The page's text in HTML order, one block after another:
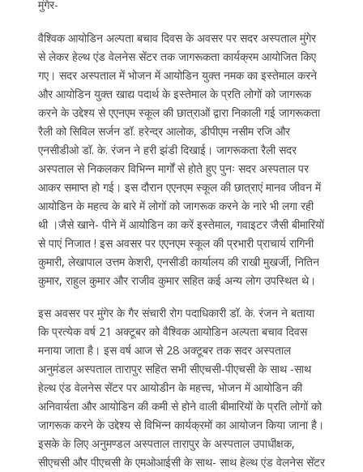
मुंगेर-
वैश्विक आयोडिन अल्पता बचाव दिवस के अवसर पर सदर अस्पताल मुंगेर
से लेकर हेल्थ एंड वेलनेस सेंटर तक जागरूकता कार्यक्रम आयोजित किए
गए। सदर अस्पताल में भोजन में आयोडिन युक्त नमक का इस्तेमाल करने
और आयोडिन युक्त खाद्य पदार्थ के इस्तेमाल के प्रति लोगों को जागरूक
करने के उद्देश्य से एएनएम स्कूल की छात्राओं द्वारा निकाली गई जागरूकता
रैली को सिविल सर्जन डॉ. हरेन्द्र आलोक, डीपीएम नसीम रजि और
एनसीडीओ डॉ. के. रंजन ने हरी झंडी दिखाई। जागरूकता रैली सदर
अस्पताल से निकलकर विभिन्न मार्गों से होते हुए पुनः सदर अस्पताल पर
आकर समाप्त हो गई। इस दौरान एएनएम स्कूल की छात्राएं मानव जीवन में
आयोडिन के महत्व के बारे में लोगों को जागरूक करने के नारे भी लगा रही
थी ।जैसे खाने- पीने में आयोडिन का करें इस्तेमाल, गवाइटर जैसी बीमारियों
से पाएं निजात ! इस अवसर पर एएनएम स्कूल की प्रभारी प्राचार्य रागिनी
कुमारी, लेखापाल उत्तम केशरी, एनसीडी कार्यालय की राखी मुखर्जी, नितिन
कुमार, राहुल कुमार और राजीव कुमार सहित कई अन्य लोग उपस्थित थे।
इस अवसर पर मुंगेर के गैर संचारी रोग पदाधिकारी डॉ. के. रंजन ने बताया
कि प्रत्येक वर्ष 21 अक्टूबर को वैश्विक आयोडिन अल्पता बचाव दिवस
मनाया जाता है। इस वर्ष आज से 28 अक्टूबर तक सदर अस्पताल
अनुमंडल अस्पताल तारापुर सहित सभी सीएचसी-पीएचसी के साथ -साथ
हेल्थ एंड वेलनेस सेंटर पर आयोडीन के महत्त्व, भोजन में आयोडिन की
अनिवार्यता और आयोडिन की कमी से होने वाली बीमारियों के प्रति लोगों को
जागरूक करने के उद्देश्य से विभिन्न कार्यक्रमों का आयोजन किया जाना है।
इसके के लिए अनुमण्डल अस्पताल तारापुर के अस्पताल उपाधीक्षक,
सीएचसी और पीएचसी के एमओआईसी के साथ- साथ हेल्थ एंड वेलनेस सेंटर